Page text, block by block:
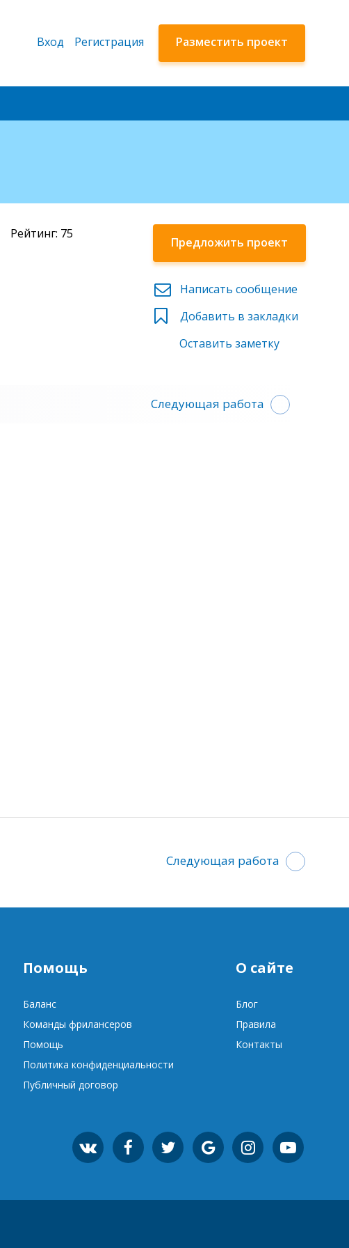
Рейтинг: 75
Предложить проект
Написать сообщение
Добавить в закладки
Оставить заметку
Следующая работа
Следующая работа
Вход Регистрация Разместить проект
Помощь
Баланс
Команды фрилансеров
Помощь
Политика конфиденциальности
Публичный договор
О сайте
Блог
Правила
Контакты